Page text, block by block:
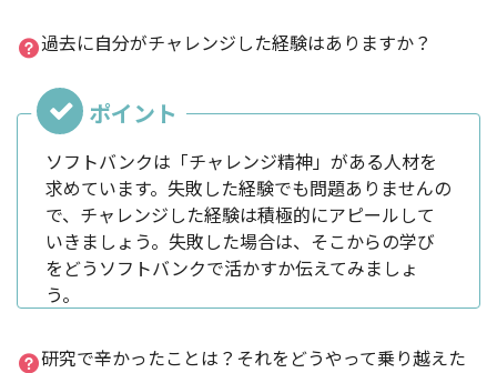
過去に自分がチャレンジした経験はありますか？
ソフトバンクは「チャレンジ精神」がある人材を
求めています。失敗した経験でも問題ありませんの
で、チャレンジした経験は積極的にアピールして
いきましょう。失敗した場合は、そこからの学び
をどうソフトバンクで活かすか伝えてみましょ
う。
研究で辛かったことは？それをどうやって乗り越えた